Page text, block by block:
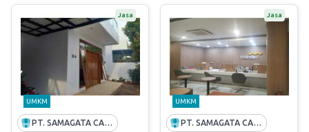
Jasa
UMKM
PT. SAMAGATA CASANOVA ARSITEK
Jasa
UMKM
PT. SAMAGATA CASANOVA ARSITEK